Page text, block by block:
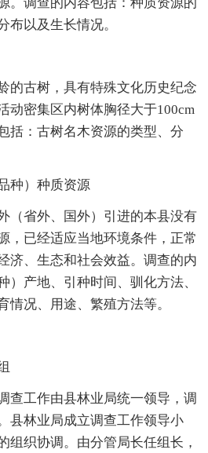
布以及生长情况。
的古树，具有特殊文化历史纪念
动密集区内树体胸径大于100cm
括：古树名木资源的类型、分
种）种质资源
（省外、国外）引进的本县没有
，已经适应当地环境条件，正常
济、生态和社会效益。调查的内
）产地、引种时间、驯化方法、
情况、用途、繁殖方法等。
查工作由县林业局统一领导，调
县林业局成立调查工作领导小
组织协调。由分管局长任组长，